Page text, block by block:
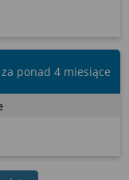
za ponad 4 miesiące